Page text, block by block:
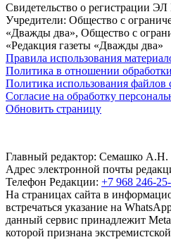
Свидетельство о регистрации
Учредители: Общество с
«Дважды два», Общество с
«Редакция газеты «Дважды два»
Правила использования
Политика в отношении
Политика использования файлов
Согласие на обработку
Обновить страницу
Главный редактор: Семашко А.Н.
Адрес электронной почты
Телефон Редакции: +7 968 246-
На страницах сайта в
встречаться указание на
данный сервис принадлежит
которой признана